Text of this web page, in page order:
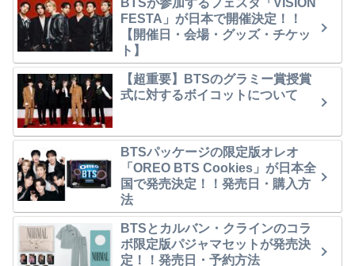
BTSが参加するフェスタ「VISION
FESTA」が日本で開催決定！！
【開催日・会場・グッズ・チケッ
ト】
【超重要】BTSのグラミー賞授賞
式に対するボイコットについて
BTSパッケージの限定版オレオ
「OREO BTS Cookies」が日本全
国で発売決定！！発売日・購入方
法
BTSとカルバン・クラインのコラ
ボ限定版パジャマセットが発売決
定！！発売日・予約方法